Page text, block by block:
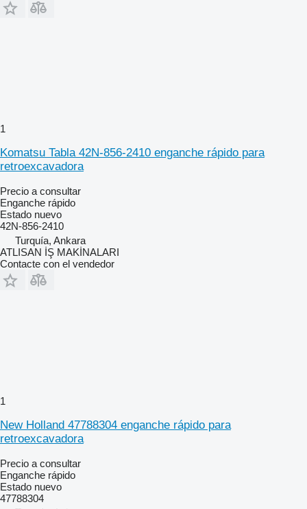
1
Komatsu Tabla 42N-856-2410 enganche rápido para
retroexcavadora
Precio a consultar
Enganche rápido
Estado nuevo
42N-856-2410
Turquía, Ankara
ATLISAN İŞ MAKİNALARI
Contacte con el vendedor
1
New Holland 47788304 enganche rápido para
retroexcavadora
Precio a consultar
Enganche rápido
Estado nuevo
47788304